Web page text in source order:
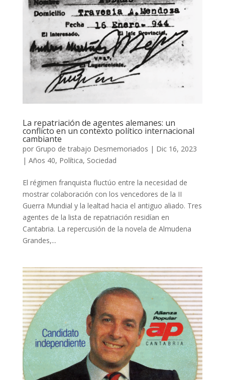
La repatriación de agentes alemanes: un
conflicto en un contexto político internacional
cambiante
por Grupo de trabajo Desmemoriados | Dic 16, 2023
| Años 40, Política, Sociedad
El régimen franquista fluctúo entre la necesidad de
mostrar colaboración con los vencedores de la II
Guerra Mundial y la lealtad hacia el antiguo aliado. Tres
agentes de la lista de repatriación residían en
Cantabria. La repercusión de la novela de Almudena
Grandes,...